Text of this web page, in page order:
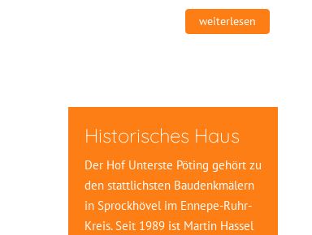
weiterlesen
Historisches Haus
Der Hof Unterste Pöting gehört zu
den stattlichsten Baudenkmälern
in Sprockhövel im Ennepe-Ruhr-
Kreis. Seit 1989 ist Martin Hassel